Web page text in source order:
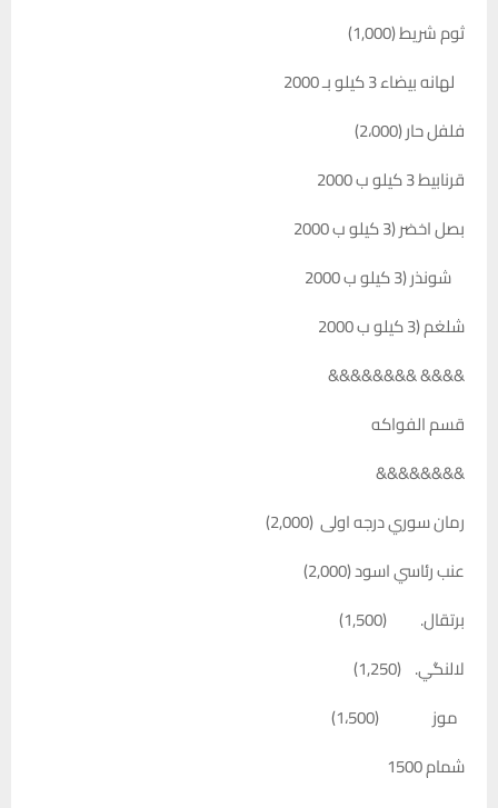
ثوم شريط (1,000)
لهانه بيضاء 3 كيلو بـ 2000
فلفل حار (2،000)
قرنابيط 3 كيلو ب 2000
بصل اخضر (3 كيلو ب 2000
شونذر (3 كيلو ب 2000
شلغم (3 كيلو ب 2000
&&&& &&&&&&&&
قسم الفواكه
&&&&&&&&
رمان سوري درجه اولى (2,000)
عنب رئاسي اسود (2,000)
برتقال. (1,500)
لالنگي. (1,250)
موز (1،500)
شمام 1500